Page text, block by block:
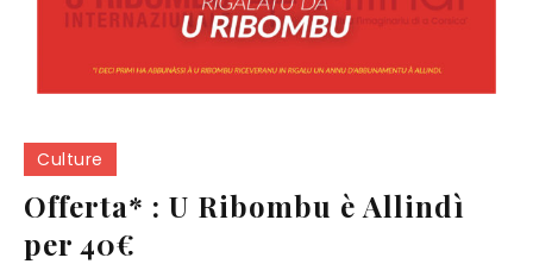
Culture
Offerta* : U Ribombu è Allindì
per 40€